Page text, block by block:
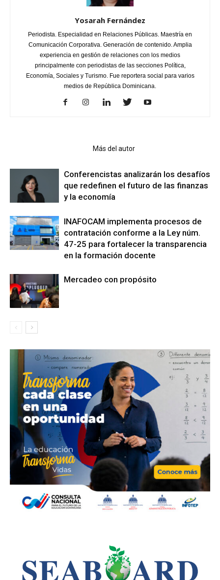
Yosarah Fernández
Periodista. Especialidad en Relaciones Públicas. Maestría en
Comunicación Corporativa. Generación de contenido. Amplia
experiencia en gestión de relaciones con los medios
principalmente con periodistas de las secciones Política,
Economía, Sociales y Turismo. Fue reportera social para varios
medios de República Dominicana.
Más del autor
Conferencistas analizarán los desafíos
que redefinen el futuro de las finanzas
y la economía
INAFOCAM implementa procesos de
contratación conforme a la Ley núm.
47-25 para fortalecer la transparencia
en la formación docente
Mercadeo con propósito